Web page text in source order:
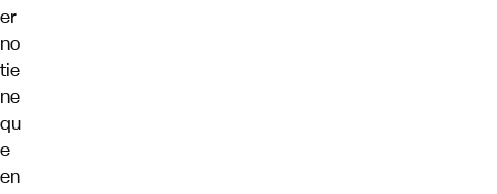
er
no
tie
ne
qu
e
en